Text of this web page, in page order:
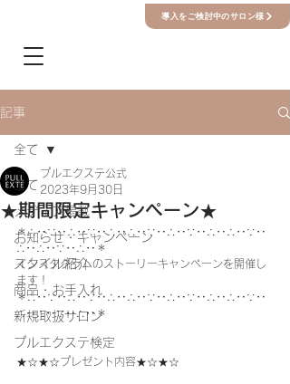
導入をご検討中のサロン様
記事
全て
メディア掲載
お知らせ・キャンペーン
スタイル紹介
商品・お手入れ
新規取扱サロン
プルエクステ検定
全て
★期間限定キャンペーン★
プルエクステ公式
2023年9月30日
＊∴‥∵‥∴‥∵‥∴‥∴‥∵‥∴‥∵‥∴‥∴‥∵‥
∴‥∴‥∵‥∴‥＊
インスタグラムのストーリーキャンペーンを開催し
ます！
＊∴‥∵‥∴‥∵‥∴‥∴‥∵‥∴‥∵‥∴‥∴‥∵‥
∴‥∴‥∵‥∴‥＊
★☆★☆プレゼント内容★☆★☆